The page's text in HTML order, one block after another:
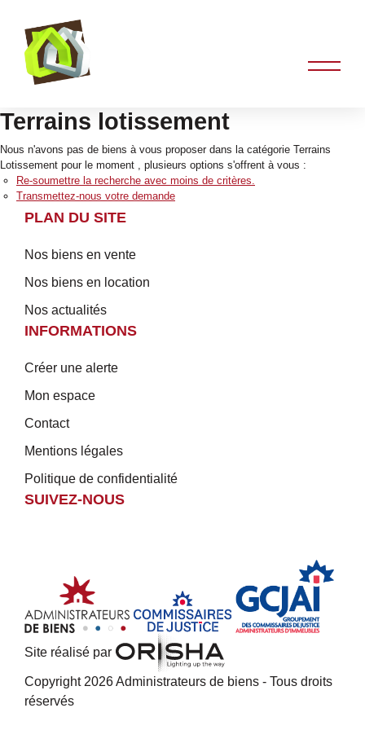
Terrains lotissement
Nous n'avons pas de biens à vous proposer dans la catégorie Terrains
Lotissement pour le moment , plusieurs options s'offrent à vous :
Re-soumettre la recherche avec moins de critères.
Transmettez-nous votre demande
PLAN DU SITE
Nos biens en vente
Nos biens en location
Nos actualités
INFORMATIONS
Créer une alerte
Mon espace
Contact
Mentions légales
Politique de confidentialité
SUIVEZ-NOUS
Site réalisé par
Copyright 2026 Administrateurs de biens - Tous droits
réservés